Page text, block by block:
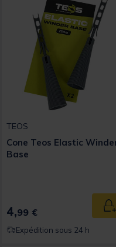
TEOS
Cone Teos Elastic
Base
4,99 €
Expédition sous 24 h